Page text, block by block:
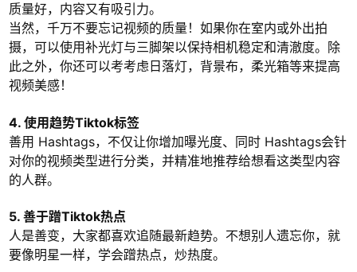
质量好，内容又有吸引力。
当然，千万不要忘记视频的质量！如果你在室内或外出拍
摄，可以使用补光灯与三脚架以保持相机稳定和清澈度。除
此之外，你还可以考考虑日落灯，背景布，柔光箱等来提高
视频美感！
4. 使用趋势Tiktok标签
善用 Hashtags，不仅让你增加曝光度、同时 Hashtags会针
对你的视频类型进行分类，并精准地推荐给想看这类型内容
的人群。
5. 善于蹭Tiktok热点
人是善变，大家都喜欢追随最新趋势。不想别人遗忘你，就
要像明星一样，学会蹭热点，炒热度。